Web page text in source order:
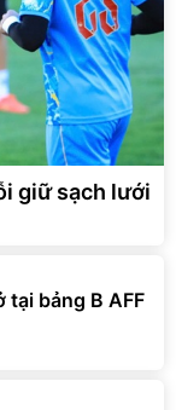
giữ sạch lưới
tại bảng B AFF